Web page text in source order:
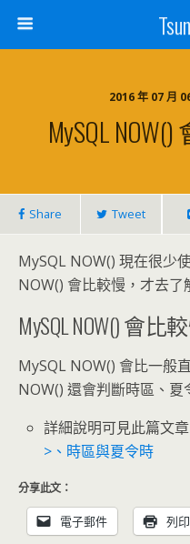
2016 年 07 月
MySQL
Share Tweet
MySQL NOW() 現在很少
NOW() 會比較慢，才去了
MySQL NOW() 會比
MySQL NOW() 會比一般
NOW() 還會判斷時區、夏
詳細說明可見此篇文
>、時區與夏令時
分享此文：
電子郵件 列印